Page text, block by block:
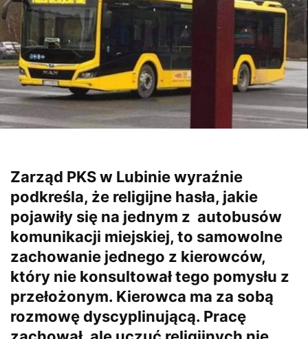
Zarząd PKS w Lubinie wyraźnie
podkreśla, że religijne hasła, jakie
pojawiły się na jednym z autobusów
komunikacji miejskiej, to samowolne
zachowanie jednego z kierowców,
który nie konsultował tego pomysłu z
przełożonym. Kierowca ma za sobą
rozmowę dyscyplinującą. Pracę